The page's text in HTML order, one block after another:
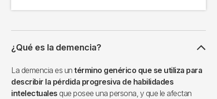
¿Qué es la demencia?
La demencia es un término genérico que se utiliza para
describir la pérdida progresiva de habilidades
intelectuales que posee una persona, y que le afectan